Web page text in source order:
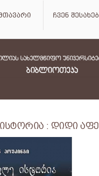
ჩვენ შესახებ
: დიდი